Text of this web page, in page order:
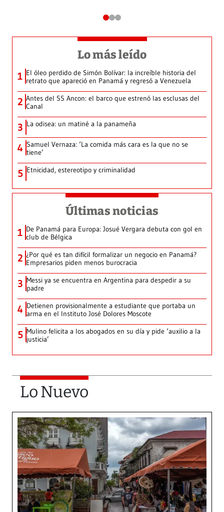
Lo más leído
1 El óleo perdido de Simón Bolívar: la increíble historia del
retrato que apareció en Panamá y regresó a Venezuela
2 Antes del SS Ancon: el barco que estrenó las esclusas del
Canal
3 La odisea: un matiné a la panameña
4 Samuel Vernaza: ‘La comida más cara es la que no se
tiene’
5 Etnicidad, estereotipo y criminalidad
Últimas noticias
1 De Panamá para Europa: Josué Vergara debuta con gol en
club de Bélgica
2 ¿Por qué es tan difícil formalizar un negocio en Panamá?
Empresarios piden menos burocracia
3 Messi ya se encuentra en Argentina para despedir a su
padre
4 Detienen provisionalmente a estudiante que portaba un
arma en el Instituto José Dolores Moscote
5 Mulino felicita a los abogados en su día y pide ‘auxilio a la
justicia’
Lo Nuevo